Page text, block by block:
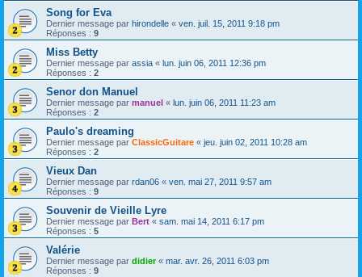
Song for Eva
Dernier message par hirondelle « ven. juil. 15, 2011 9:18 pm
Réponses : 9
Miss Betty
Dernier message par assia « lun. juin 06, 2011 12:36 pm
Réponses : 2
Senor don Manuel
Dernier message par manuel « lun. juin 06, 2011 11:23 am
Réponses : 2
Paulo's dreaming
Dernier message par ClassicGuitare « jeu. juin 02, 2011 10:28 am
Réponses : 2
Vieux Dan
Dernier message par rdan06 « ven. mai 27, 2011 9:57 am
Réponses : 9
Souvenir de Vieille Lyre
Dernier message par Bert « sam. mai 14, 2011 6:17 pm
Réponses : 5
Valérie
Dernier message par didier« mar. avr. 26, 2011 6:03 pm
Réponses : 9